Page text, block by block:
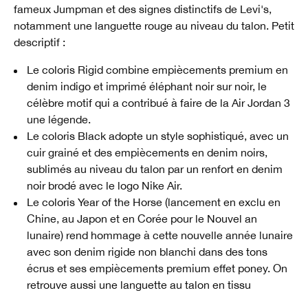
fameux Jumpman et des signes distinctifs de Levi's,
notamment une languette rouge au niveau du talon. Petit
descriptif :
Le coloris Rigid combine empiècements premium en
denim indigo et imprimé éléphant noir sur noir, le
célèbre motif qui a contribué à faire de la Air Jordan 3
une légende.
Le coloris Black adopte un style sophistiqué, avec un
cuir grainé et des empiècements en denim noirs,
sublimés au niveau du talon par un renfort en denim
noir brodé avec le logo Nike Air.
Le coloris Year of the Horse (lancement en exclu en
Chine, au Japon et en Corée pour le Nouvel an
lunaire) rend hommage à cette nouvelle année lunaire
avec son denim rigide non blanchi dans des tons
écrus et ses empiècements premium effet poney. On
retrouve aussi une languette au talon en tissu